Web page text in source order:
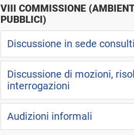
VIII COMMISSIONE
PUBBLICI)
Discussione in sede
Discussione di mozioni,
interrogazioni
Audizioni informali